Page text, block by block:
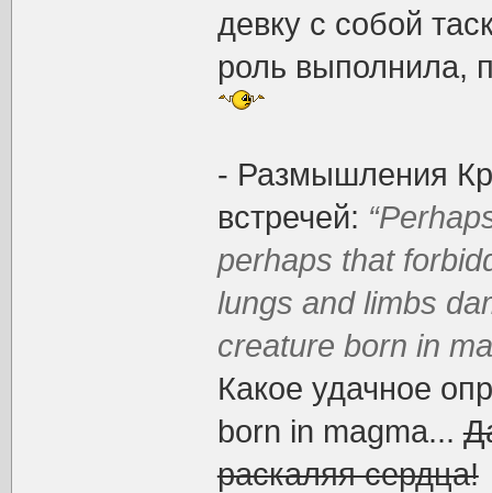
девку с собой
роль выполнила,
- Размышления
встречей:
perhaps that
lungs and limbs
creature born in
Какое удачное
born in magma...
раскаляя сердца!